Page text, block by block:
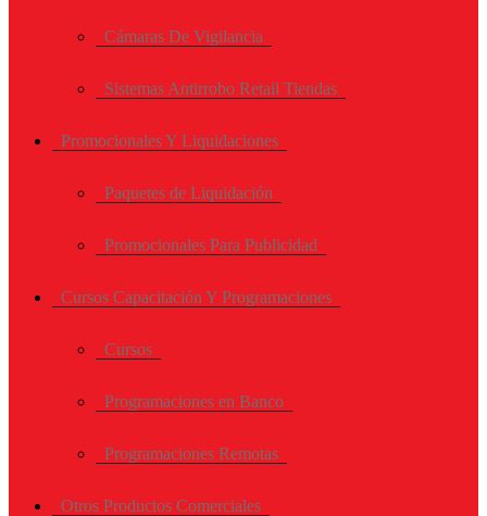
Cámaras De Vigilancia
Sistemas Antirrobo Retail Tiendas
Promocionales Y Liquidaciones
Paquetes de Liquidación
Promocionales Para Publicidad
Cursos Capacitación Y Programaciones
Cursos
Programaciones en Banco
Programaciones Remotas
Otros Productos Comerciales